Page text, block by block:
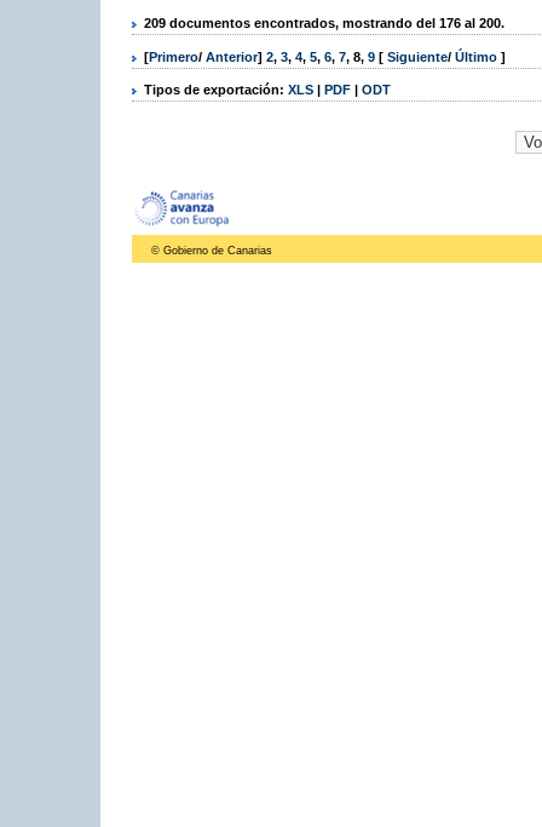
209 documentos encontrados, mostrando del 176 al 200.
[Primero/ Anterior] 2, 3, 4, 5, 6, 7, 8, 9 [ Siguiente/ Último ]
Tipos de exportación: XLS | PDF | ODT
© Gobierno de Canarias